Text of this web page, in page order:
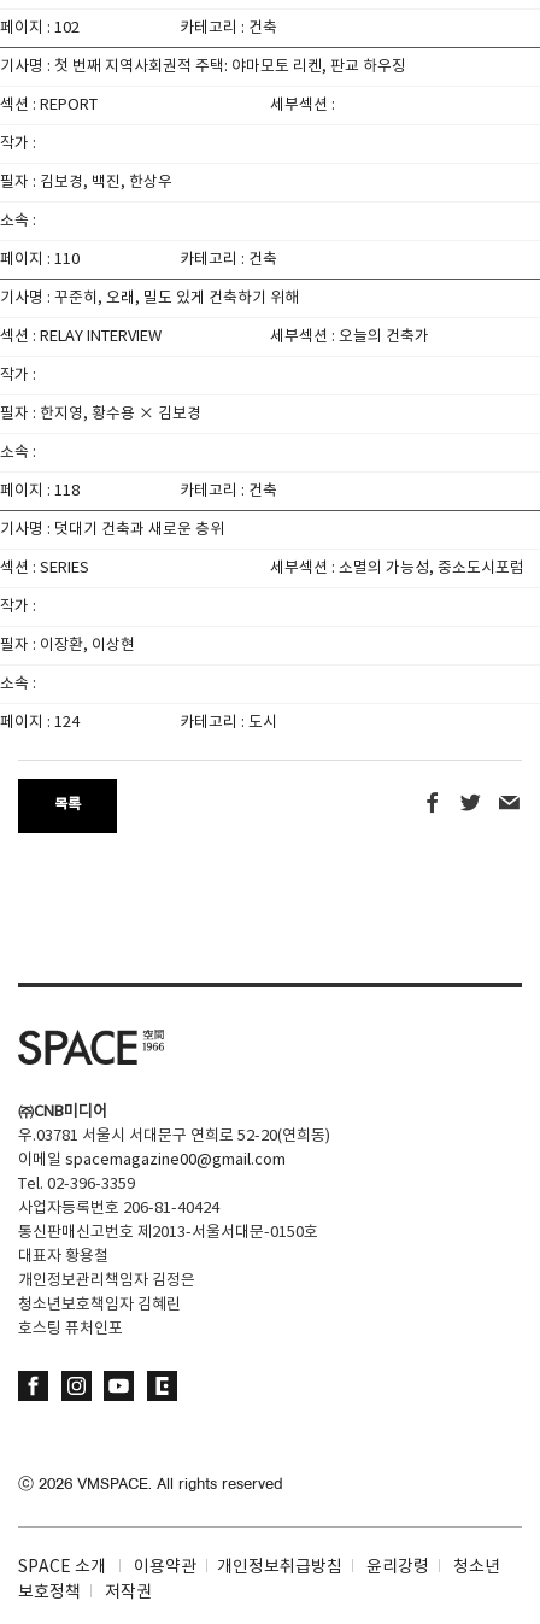
페이지 : 102 카테고리 : 건축
기사명 : 첫 번째 지역사회권적 주택: 야마모토 리켄, 판교 하우징
섹션 : REPORT 세부섹션 :
작가 :
필자 : 김보경, 백진, 한상우
소속 :
페이지 : 110 카테고리 : 건축
기사명 : 꾸준히, 오래, 밀도 있게 건축하기 위해
섹션 : RELAY INTERVIEW 세부섹션 : 오늘의 건축가
작가 :
필자 : 한지영, 황수용 × 김보경
소속 :
페이지 : 118 카테고리 : 건축
기사명 : 덧대기 건축과 새로운 층위
섹션 : SERIES 세부섹션 : 소멸의 가능성, 중소도시포럼
작가 :
필자 : 이장환, 이상현
소속 :
페이지 : 124 카테고리 : 도시
목록
㈜CNB미디어
우.03781 서울시 서대문구 연희로 52-20(연희동)
이메일 spacemagazine00@gmail.com
Tel. 02-396-3359
사업자등록번호 206-81-40424
통신판매신고번호 제2013-서울서대문-0150호
대표자 황용철
개인정보관리책임자 김정은
청소년보호책임자 김혜린
호스팅 퓨처인포
ⓒ 2026 VMSPACE. All rights reserved
SPACE 소개 이용약관 개인정보취급방침 윤리강령
청소년
보호정책
저작권